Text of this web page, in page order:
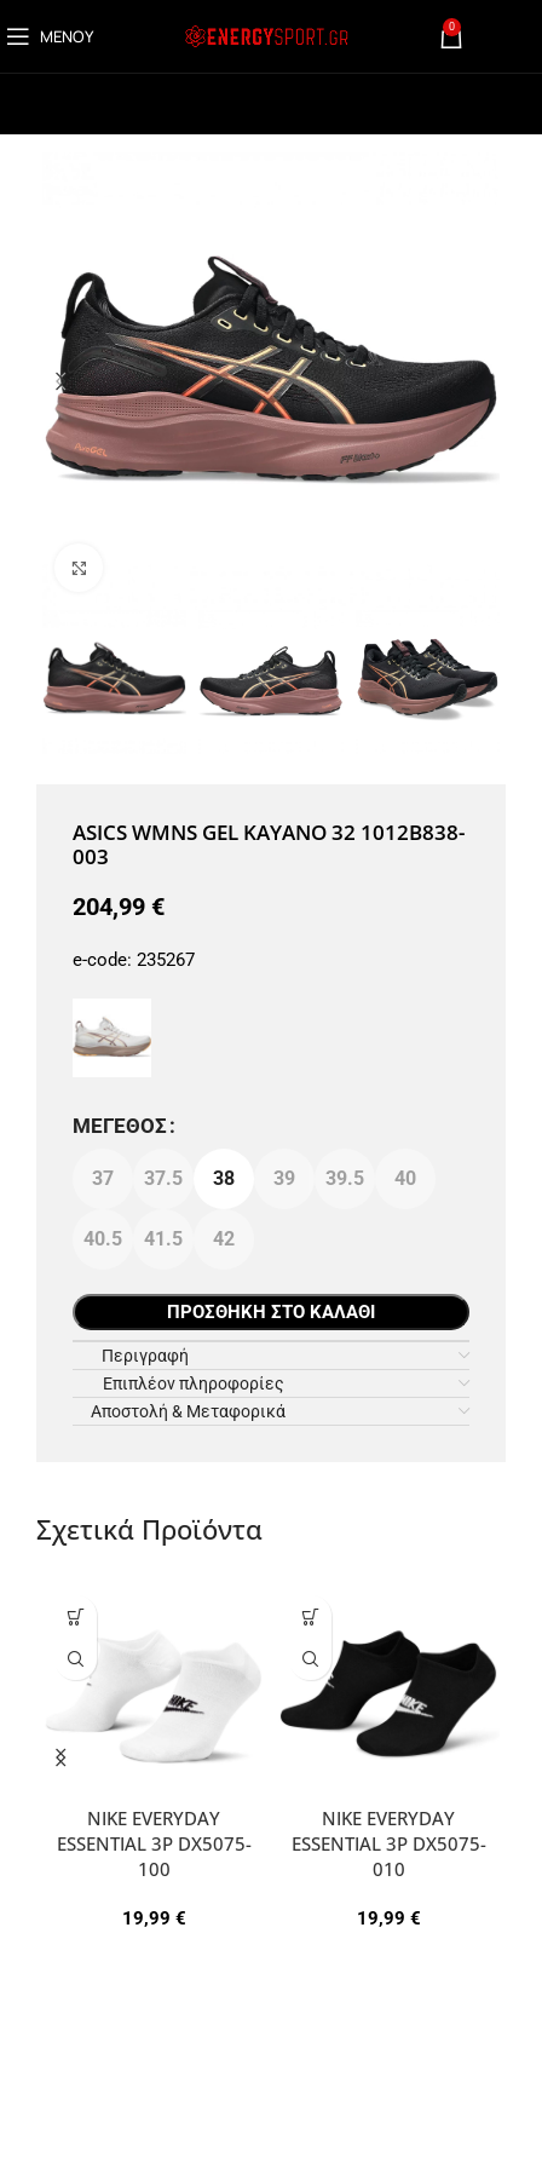
ΜΕΝΟΎ 0
ASICS WMNS GEL KAYANO 32 1012B838-
003
204,99 €
e-code: 235267
ΜΈΓΕΘΟΣ
37 37.5 38 39 39.5 40
40.5 41.5 42
ΠΡΟΣΘΉΚΗ ΣΤΟ ΚΑΛΆΘΙ
Περιγραφή
Επιπλέον πληροφορίες
Αποστολή & Μεταφορικά
Σχετικά Προϊόντα
NIKE EVERYDAY
ESSENTIAL 3P DX5075-
100
19,99 €
NIKE EVERYDAY
ESSENTIAL 3P DX5075-
010
19,99 €